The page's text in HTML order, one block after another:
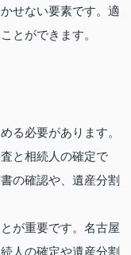
せない要素です。適
とができます。
る必要があります。
と相続人の確定で
の確認や、遺産分割
が重要です。名古屋
人の確定や遺産分割